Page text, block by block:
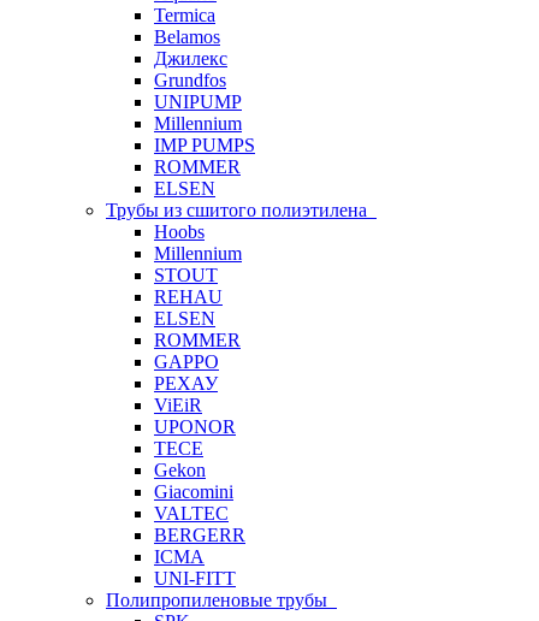
Termica
Belamos
Джилекс
Grundfos
UNIPUMP
Millennium
IMP PUMPS
ROMMER
ELSEN
Трубы из сшитого полиэтилена
Hoobs
Millennium
STOUT
REHAU
ELSEN
ROMMER
GAPPO
РЕХАУ
ViEiR
UPONOR
TECE
Gekon
Giacomini
VALTEC
BERGERR
ICMA
UNI-FITT
Полипропиленовые трубы